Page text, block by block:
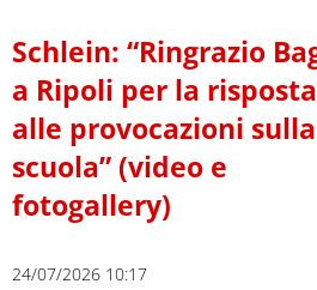
Schlein: “Ringrazio
a Ripoli per la risposta
alle provocazioni sulla
scuola” (video e
fotogallery)
24/07/2026 10:17